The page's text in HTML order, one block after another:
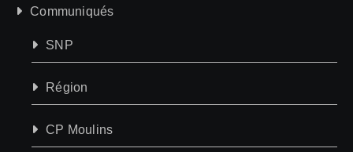
Communiqués
SNP
Région
CP Moulins